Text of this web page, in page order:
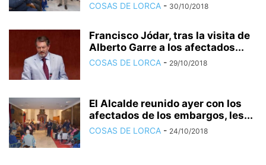
COSAS DE LORCA - 30/10/2018
Francisco Jódar, tras la visita de
Alberto Garre a los afectados...
COSAS DE LORCA - 29/10/2018
El Alcalde reunido ayer con los
afectados de los embargos, les...
COSAS DE LORCA - 24/10/2018